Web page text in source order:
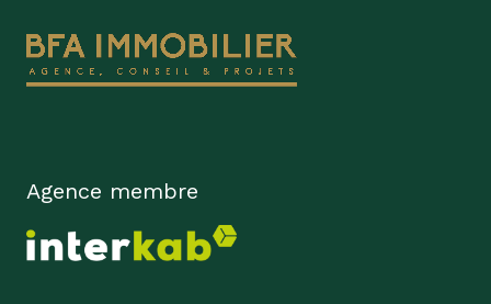
Agence membre